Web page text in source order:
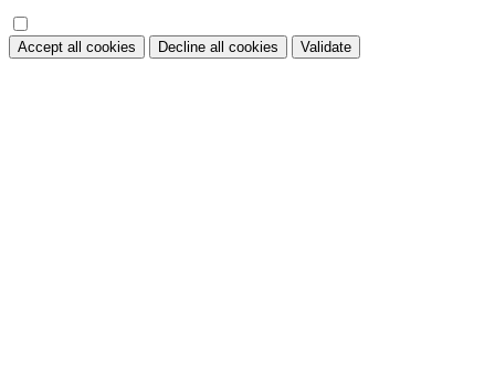
Accept all cookies Decline all cookies Validate